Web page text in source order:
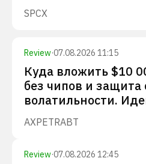
SPCX
Review·07.08.2026 11:15
Куда вложить $10
без чипов и защита
волатильности.
AXPETRABT
Review·07.08.2026 12:45